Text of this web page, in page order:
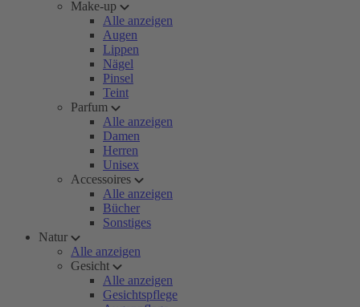
Make-up
Alle anzeigen
Augen
Lippen
Nägel
Pinsel
Teint
Parfum
Alle anzeigen
Damen
Herren
Unisex
Accessoires
Alle anzeigen
Bücher
Sonstiges
Natur
Alle anzeigen
Gesicht
Alle anzeigen
Gesichtspflege